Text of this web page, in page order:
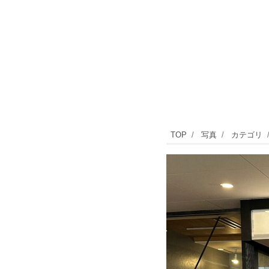
『自
が
丘
女
TOP 写真 カテゴリ